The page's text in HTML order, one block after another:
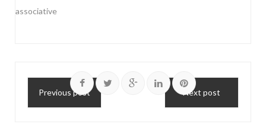
associative
Previous post Next post